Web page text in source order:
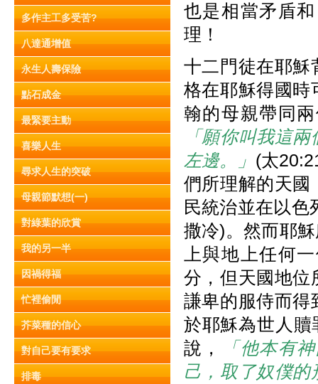
多作主工多受苦?
八達通增值
永生人壽保險
點石成金
最緊要主動
喜樂人生
尋求人生的突破
母親節默想(一)
對綠葉的欣賞
我的另一半
因禍得福
忙裡偷閒
芥菜種的信心
對自己要有要求
排毒
也是相當矛盾
理！
十二門徒在耶穌
格在耶穌得國時
翰的母親帶同
「願你叫我這
左邊。」 (太
們所理解的天國
民統治並在以色
撒冷)。然而耶
上與地上任何
分，但天國地位
謙卑的服侍而得
於耶穌為世人
說，
「他本有
己，取了奴僕